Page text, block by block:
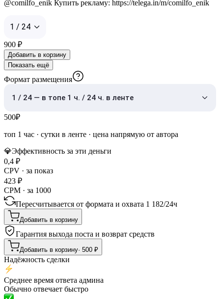
@comilfo_enik Купить рекламу: https://telega.in/m/comilfo_enik
1 / 24
900 ₽
Добавить в корзину
Показать ещё
Формат размещения
1 / 24 — в топе 1 ч. / 24 ч. в ленте
500₽
топ 1 час · сутки в ленте · цена напрямую от автора
💎Эффективность за эти деньги
0,4 ₽
CPV · за показ
423 ₽
CPM · за 1000
Пересчитывается от формата и охвата 1 182/24ч
Добавить в корзину
Гарантия выхода поста и возврат средств
Добавить в корзину· 500 ₽
Надёжность сделки
Среднее время ответа админа
Обычно отвечает быстро